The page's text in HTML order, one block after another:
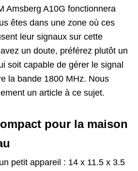
Amsberg A10G fonctionnera
êtes dans une zone où ces
leur signaux sur cette
un doute, préférez plutôt un
soit capable de gérer le signal
la bande 1800 MHz. Nous
un article à ce sujet.
pour la maison
petit appareil : 14 x 11.5 x 3.5